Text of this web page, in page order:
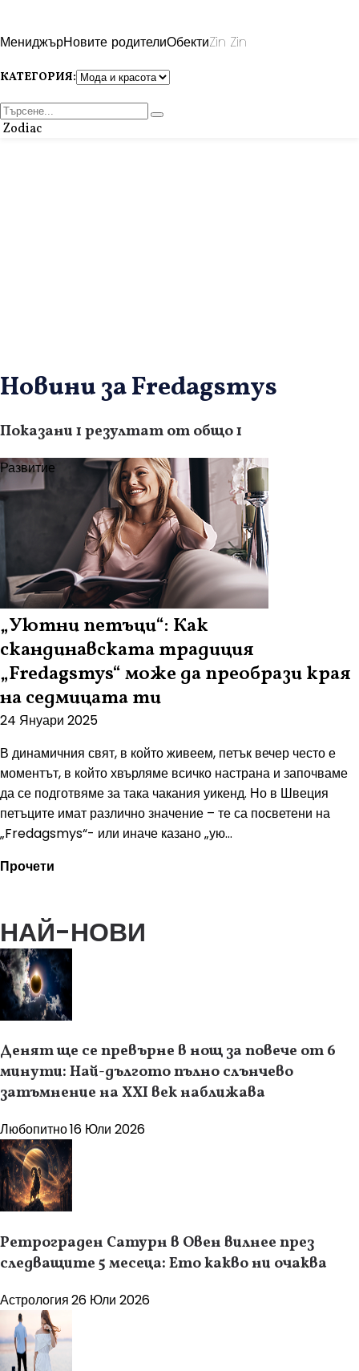
МениджърНовите родителиОбектиZin Zin
КАТЕГОРИЯ:
Zodiac
Новини за Fredagsmys
Показани 1 резултат от общо 1
Развитие
„Уютни петъци“: Как
скандинавската традиция
„Fredagsmys“ може да преобрази края
на седмицата ти
24 Януари 2025
В динамичния свят, в който живеем, петък вечер често е
моментът, в който хвърляме всичко настрана и започваме
да се подготвяме за така чакания уикенд. Но в Швеция
петъците имат различно значение – те са посветени на
„Fredagsmys“- или иначе казано „ую...
Прочети
НАЙ-НОВИ
Денят ще се превърне в нощ за повече от 6
минути: Най-дългото пълно слънчево
затъмнение на XXI век наближава
Любопитно16 Юли 2026
Ретрограден Сатурн в Овен вилнее през
следващите 5 месеца: Ето какво ни очаква
Астрология26 Юли 2026